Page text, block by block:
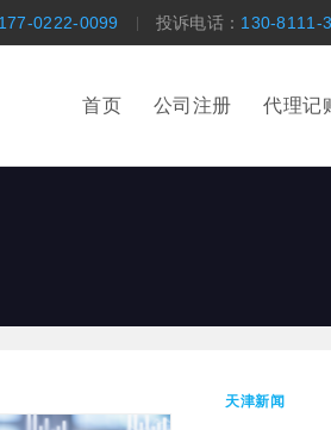
177-0222-0099 投诉电话： 130-8111-
首页 公司注册 代理记
天津新闻